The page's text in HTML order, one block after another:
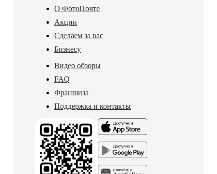
О ФотоПочте
Акции
Сделаем за вас
Бизнесу
Видео обзоры
FAQ
Франшиза
Поддержка и контакты